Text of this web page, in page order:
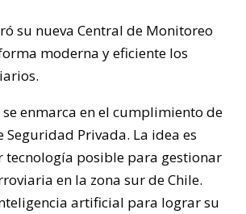
su nueva Central de Monitoreo
moderna y eficiente los
se enmarca en el cumplimiento de
Seguridad Privada. La idea es
tecnología posible para gestionar
en la zona sur de Chile.
artificial para lograr su